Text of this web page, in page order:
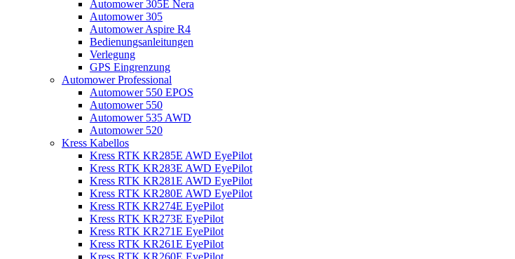
Automower 305E Nera
Automower 305
Automower Aspire R4
Bedienungsanleitungen
Verlegung
GPS Eingrenzung
Automower Professional
Automower 550 EPOS
Automower 550
Automower 535 AWD
Automower 520
Kress Kabellos
Kress RTK KR285E AWD EyePilot
Kress RTK KR283E AWD EyePilot
Kress RTK KR281E AWD EyePilot
Kress RTK KR280E AWD EyePilot
Kress RTK KR274E EyePilot
Kress RTK KR273E EyePilot
Kress RTK KR271E EyePilot
Kress RTK KR261E EyePilot
Kress RTK KR260E EyePilot